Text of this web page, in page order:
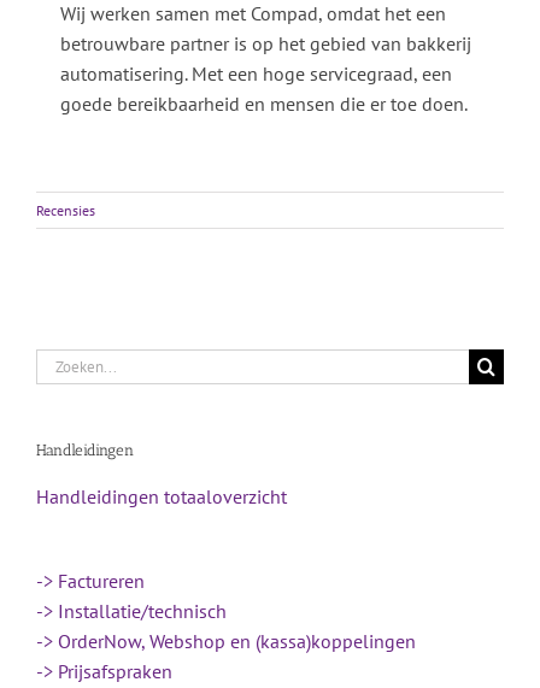
Wij werken samen met Compad, omdat het een
betrouwbare partner is op het gebied van bakkerij
automatisering. Met een hoge servicegraad, een
goede bereikbaarheid en mensen die er toe doen.
Recensies
Zoeken
Handleidingen
Handleidingen totaaloverzicht
-> Factureren
-> Installatie/technisch
-> OrderNow, Webshop en (kassa)koppelingen
-> Prijsafspraken